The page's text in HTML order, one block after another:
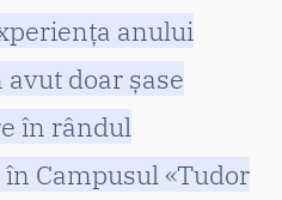
anului
doar șase
în rândul
Campusul «Tudor